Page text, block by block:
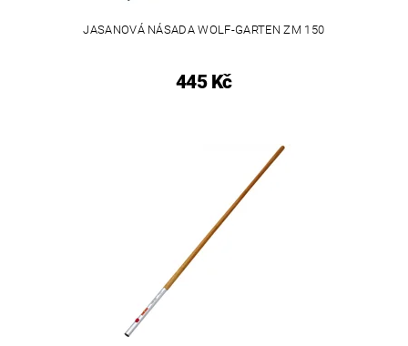
JASANOVÁ NÁSADA WOLF-GARTEN ZM 150
445 Kč